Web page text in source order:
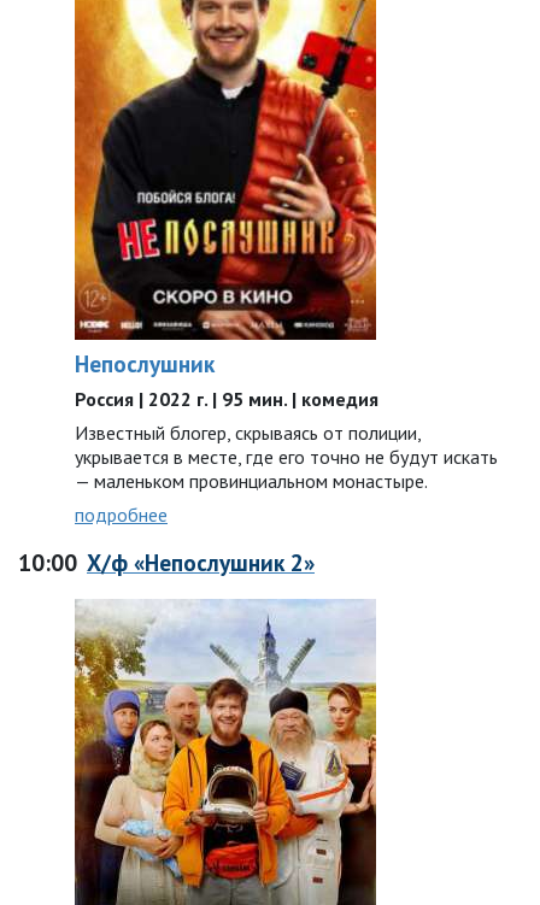
Непослушник
Россия | 2022 г. | 95 мин. | комедия
Известный блогер, скрываясь от полиции,
укрывается в месте, где его точно не будут искать
— маленьком провинциальном монастыре.
подробнее
10:00 Х/ф «Непослушник 2»